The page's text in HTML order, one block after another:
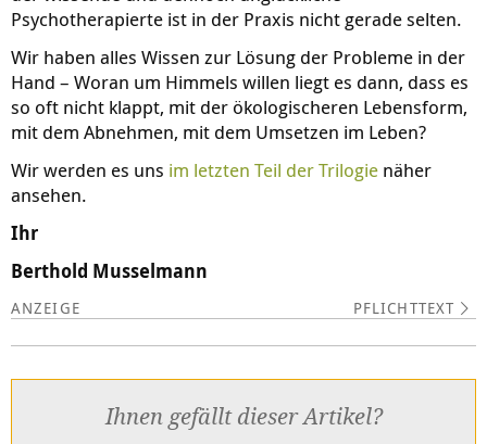
Psychotherapierte ist in der Praxis nicht gerade selten.
Wir haben alles Wissen zur Lösung der Probleme in der
Hand – Woran um Himmels willen liegt es dann, dass es
so oft nicht klappt, mit der ökologischeren Lebensform,
mit dem Abnehmen, mit dem Umsetzen im Leben?
Wir werden es uns im letzten Teil der Trilogie näher
ansehen.
Ihr
Berthold Musselmann
PFLICHTTEXT
Ihnen gefällt dieser Artikel?